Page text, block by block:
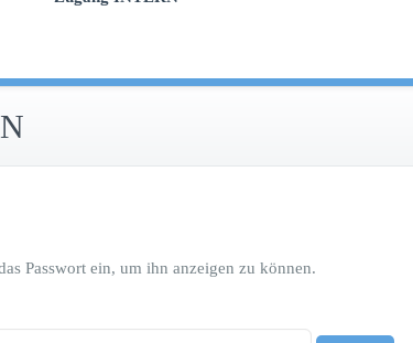
Passwort ein, um ihn anzeigen zu können.